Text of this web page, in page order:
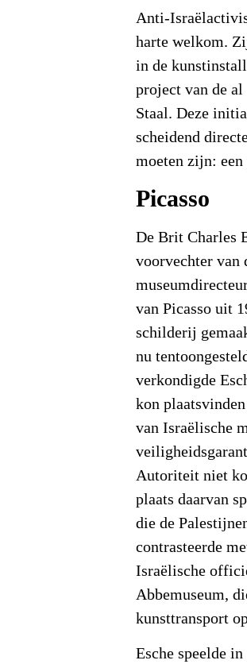
Anti-
harte welkom.
in de
project van de al
Staal. Deze
scheidend
moeten zijn:
Picasso
De Brit Charles
voorvechter van
van Picasso uit
schilderij
nu
verkondigde
kon
van Israëlische
Autoriteit niet
plaats daarvan
die de
contrasteerde
Israëlische
Abbemuseum,
kunsttransport
Esche speelde